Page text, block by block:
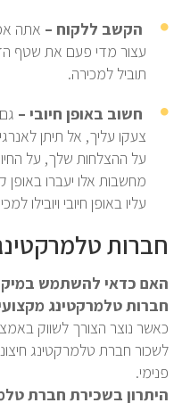
הקשב ללקוח – אתה
עצור מדי פעם את שטף
תוביל למכירה.
חשוב באופן חיובי –
צעקו עליך, אל תיתן
על ההצלחות שלך, על
מחשבות אלו יעברו באופן
עליו באופן חיובי ויובילו
חברות
האם כדאי להשתמש
חברות טלמרקטינג
כאשר נוצר הצורך לשווק
לשכור חברת טלמרקטינג
פנימי.
היתרון בשכירת חברת